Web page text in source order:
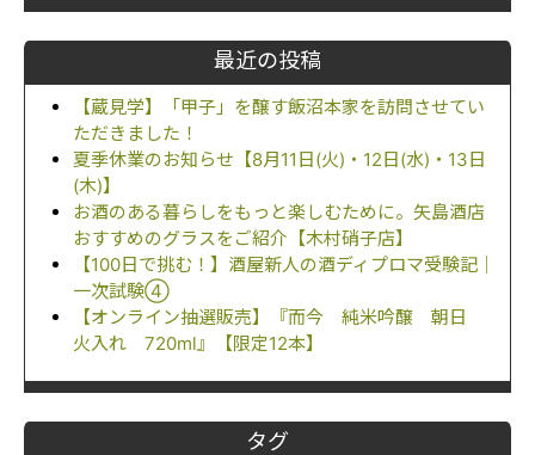
最近の投稿
【蔵見学】「甲子」を醸す飯沼本家を訪問させてい
ただきました！
夏季休業のお知らせ【8月11日(火)・12日(水)・13日
(木)】
お酒のある暮らしをもっと楽しむために。矢島酒店
おすすめのグラスをご紹介【木村硝子店】
【100日で挑む！】酒屋新人の酒ディプロマ受験記｜
一次試験④
【オンライン抽選販売】『而今 純米吟醸 朝日
火入れ 720ml』【限定12本】
タグ